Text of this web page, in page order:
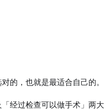
的，也就是最适合自己的。
经过检查可以做手术」两大